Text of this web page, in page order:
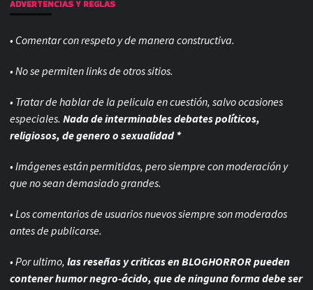
ADVERTENCIAS Y REGLAS
• Comentar con respeto y de manera constructiva.
• No se permiten links de otros sitios.
• Tratar de hablar de la pelicula en cuestión, salvo ocasiones
especiales. Nada de interminables debates políticos,
religiosos, de genero o sexualidad *
• Imágenes están permitidas, pero siempre conmoderación y
que no sean demasiado grandes.
• Los comentarios de usuarios nuevos siempre son moderados
antes de publicarse.
• Por ultimo, las reseñas y criticas en BLOGHORROR pueden
contener humor negro-ácido, que de ninguna forma debe ser